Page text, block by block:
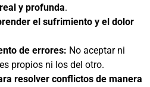
y profunda.
el sufrimiento y el dolor
de errores: No aceptar ni
propios ni los del otro.
resolver conflictos de manera